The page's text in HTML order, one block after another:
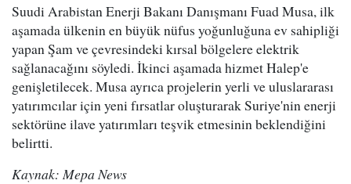
Suudi Arabistan Enerji Bakanı Danışmanı Fuad Musa, ilk
aşamada ülkenin en büyük nüfus yoğunluğuna ev sahipliği
yapan Şam ve çevresindeki kırsal bölgelere elektrik
sağlanacağını söyledi. İkinci aşamada hizmet Halep'e
genişletilecek. Musa ayrıca projelerin yerli ve uluslararası
yatırımcılar için yeni fırsatlar oluşturarak Suriye'nin enerji
sektörüne ilave yatırımları teşvik etmesinin beklendiğini
belirtti.
Kaynak: Mepa News